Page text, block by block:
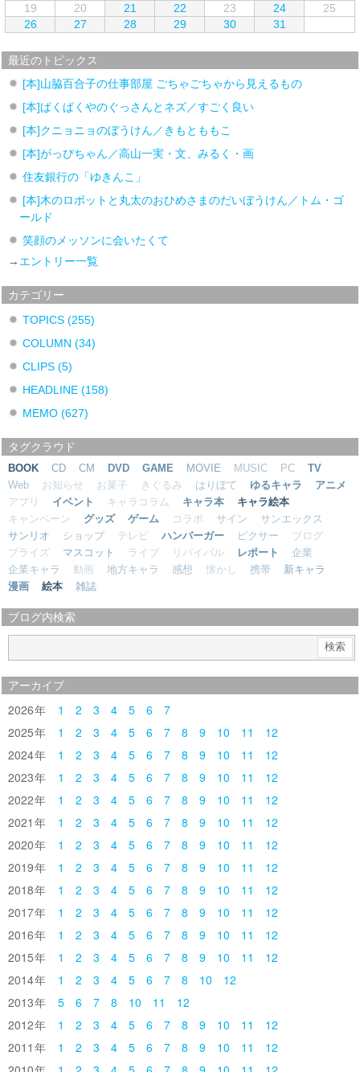
19
20 21 22 23 24
25
26
27 28 29 30 31
最近のトピックス
[本]山脇百合子の仕事部屋 ごちゃごちゃから見えるもの
[本]ぱくぱくやのぐっさんとネズ／すごく良い
[本]クニョニョのぼうけん／きもとももこ
[本]がっぴちゃん／高山一実・文、みるく・画
住友銀行の「ゆきんこ」
[本]木のロボットと丸太のおひめさまのだいぼうけん／トム・ゴ
ールド
笑顔のメッソンに会いたくて
→ エントリー一覧
カテゴリー
TOPICS (255)
COLUMN (34)
CLIPS (5)
HEADLINE (158)
MEMO (627)
タグクラウド
BOOK CD CM DVD GAME MOVIE MUSIC PC
TV
Web
お知らせ お菓子 きぐるみ はりぼて ゆるキャラ
アニメ
アプリ
イベント キャラコラム キャラ本
キャラ絵本
キャンペーン
グッズ ゲーム コラボ サイン
サンエックス
サンリオ
ショップ テレビ ハンバーガー ピクサー
ブログ
プライズ
マスコット ライブ リバイバル レポート
企業
企業キャラ
動画 地方キャラ 感想 懐かし 携帯
新キャラ
漫画
絵本 雑誌
ブログ内検索
アーカイブ
2026 1 2 3 4 5 6
7
2025
1 2 3 4 5 6 7 8 9 10 11
12
2024
1 2 3 4 5 6 7 8 9 10 11
12
2023
1 2 3 4 5 6 7 8 9 10 11
12
2022
1 2 3 4 5 6 7 8 9 10 11
12
2021
1 2 3 4 5 6 7 8 9 10 11
12
2020
1 2 3 4 5 6 7 8 9 10 11
12
2019
1 2 3 4 5 6 7 8 9 10 11
12
2018
1 2 3 4 5 6 7 8 9 10 11
12
2017
1 2 3 4 5 6 7 8 9 10 11
12
2016
1 2 3 4 5 6 7 8 9 10 11
12
2015
1 2 3 4 5 6 7 8 9 10 11
12
2014
1 2 3 4 5 6 7 8 10
12
2013
5 6 7 8 10 11
12
2012
1 2 3 4 5 6 7 8 9 10 11
12
2011
1 2 3 4 5 6 7 8 9 10 11
12